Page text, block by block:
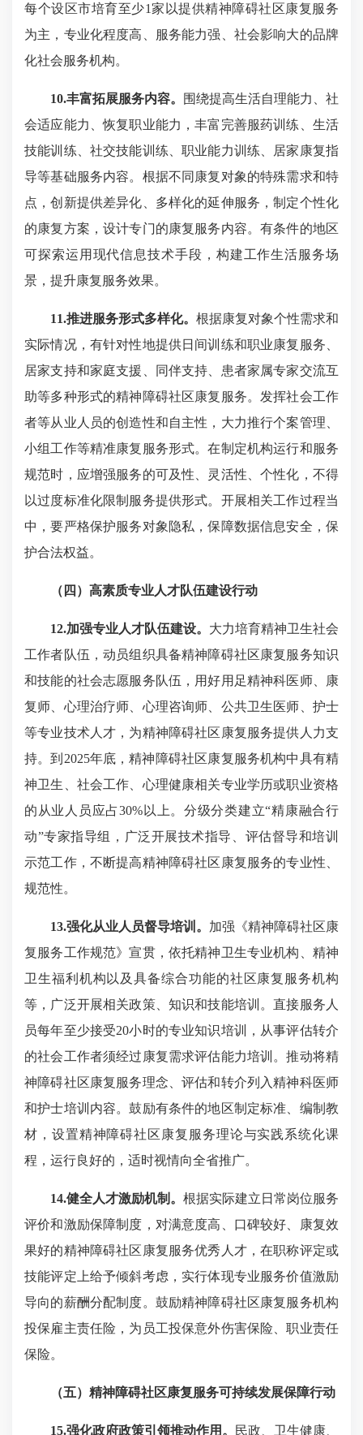
每个设区市培育至少1家以提供精神障碍社区康复服务
为主，专业化程度高、服务能力强、社会影响大的品牌
化社会服务机构。
10.丰富拓展服务内容。
围绕提高生活自理能力、社
会适应能力、恢复职业能力，丰富完善服药训练、生活
技能训练、社交技能训练、职业能力训练、居家康复指
导等基础服务内容。根据不同康复对象的特殊需求和特
点，创新提供差异化、多样化的延伸服务，制定个性化
的康复方案，设计专门的康复服务内容。有条件的地区
可探索运用现代信息技术手段，构建工作生活服务场
景，提升康复服务效果。
11.推进服务形式多样化。 根据康复对象个性需求和
实际情况，有针对性地提供日间训练和职业康复服务、
居家支持和家庭支援、同伴支持、患者家属专家交流互
助等多种形式的精神障碍社区康复服务。发挥社会工作
者等从业人员的创造性和自主性，大力推行个案管理、
小组工作等精准康复服务形式。在制定机构运行和服务
规范时，应增强服务的可及性、灵活性、个性化，不得
以过度标准化限制服务提供形式。开展相关工作过程当
中，要严格保护服务对象隐私，保障数据信息安全，保
护合法权益。
（四）高素质专业人才队伍建设行动
12.加强专业人才队伍建设。 大力培育精神卫生社会
工作者队伍，动员组织具备精神障碍社区康复服务知识
和技能的社会志愿服务队伍，用好用足精神科医师、康
复师、心理治疗师、心理咨询师、公共卫生医师、护士
等专业技术人才，为精神障碍社区康复服务提供人力支
持。到2025年底，精神障碍社区康复服务机构中具有精
神卫生、社会工作、心理健康相关专业学历或职业资格
的从业人员应占30%以上。分级分类建立“精康融合行
动”专家指导组，广泛开展技术指导、评估督导和培训
示范工作，不断提高精神障碍社区康复服务的专业性、
规范性。
13.强化从业人员督导培训。 加强《精神障碍社区康
复服务工作规范》宣贯，依托精神卫生专业机构、精神
卫生福利机构以及具备综合功能的社区康复服务机构
等，广泛开展相关政策、知识和技能培训。直接服务人
员每年至少接受20小时的专业知识培训，从事评估转介
的社会工作者须经过康复需求评估能力培训。推动将精
神障碍社区康复服务理念、评估和转介列入精神科医师
和护士培训内容。鼓励有条件的地区制定标准、编制教
材，设置精神障碍社区康复服务理论与实践系统化课
程，运行良好的，适时视情向全省推广。
14.健全人才激励机制。 根据实际建立日常岗位服务
评价和激励保障制度，对满意度高、口碑较好、康复效
果好的精神障碍社区康复服务优秀人才，在职称评定或
技能评定上给予倾斜考虑，实行体现专业服务价值激励
导向的薪酬分配制度。鼓励精神障碍社区康复服务机构
投保雇主责任险，为员工投保意外伤害保险、职业责任
保险。
（五）精神障碍社区康复服务可持续发展保障行动
15.强化政府政策引领推动作用。 民政、卫生健康、